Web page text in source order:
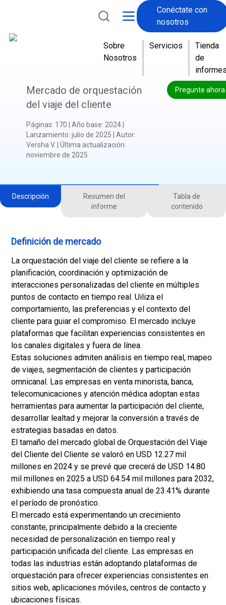
Conéctate con
nosotros
Sobre
Nosotros
Servicios
Tienda
de
Pregunte ahora
Mercado de orquestación
del viaje del cliente
Páginas: 170 Año base: 2024
Lanzamiento: julio de 2025 Autor:
Versha V.
Última actualización:
noviembre de 2025
Descripción
Resumen del
informe
Tabla de
contenido
Definición de mercado
La orquestación del viaje del cliente se refiere a la
planificación, coordinación y optimización de
interacciones personalizadas del cliente en múltiples
puntos de contacto en tiempo real. Uiliza el
comportamiento, las preferencias y el contexto del
cliente para guiar el compromiso. El mercado incluye
plataformas que facilitan experiencias consistentes en
los canales digitales y fuera de línea.
Estas soluciones admiten análisis en tiempo real, mapeo
de viajes, segmentación de clientes y participación
omnicanal. Las empresas en venta minorista, banca,
telecomunicaciones y atención médica adoptan estas
herramientas para aumentar la participación del cliente,
desarrollar lealtad y mejorar la conversión a través de
estrategias basadas en datos.
El tamaño del mercado global de Orquestación del Viaje
del Cliente del Cliente se valoró en USD 12.27 mil
millones en 2024 y se prevé que crecerá de USD 14.80
mil millones en 2025 a USD 64.54 mil millones para 2032,
exhibiendo una tasa compuesta anual de 23.41% durante
el período de pronóstico.
El mercado está experimentando un crecimiento
constante, principalmente debido a la creciente
necesidad de personalización en tiempo real y
participación unificada del cliente. Las empresas en
todas las industrias están adoptando plataformas de
orquestación para ofrecer experiencias consistentes en
sitios web, aplicaciones móviles, centros de contacto y
ubicaciones físicas.